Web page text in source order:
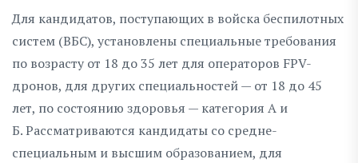
Для кандидатов, поступающих в войска беспилотных
систем (ВБС), установлены специальные требования
по возрасту от 18 до 35 лет для операторов FPV-
дронов, для других специальностей — от 18 до 45
лет, по состоянию здоровья — категория А и
Б. Рассматриваются кандидаты со средне-
специальным и высшим образованием, для